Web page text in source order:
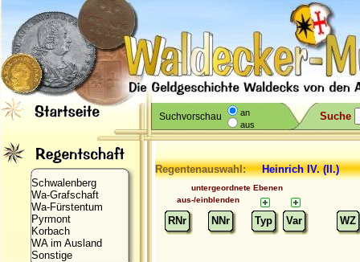
Suchvorschau
an
aus
Suche
Schwalenberg
Wa-Grafschaft
Wa-Fürstentum
Pyrmont
Korbach
WA im Ausland
Sonstige
Regentenauswahl: Heinrich IV.(II.)
untergeordnete Ebenen
aus-/einblenden
RNr NNr Typ Var WZ